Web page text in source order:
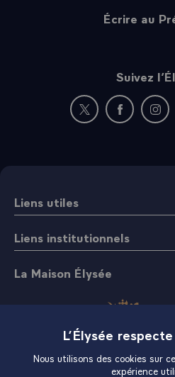
Écrire au
Suivez
Nouvelle fenêtre :
Nouvelle
Liens utiles
Liens institutionnels
La Maison Élysée
L’Élysée
Nous utilisons des cookies sur
expérience